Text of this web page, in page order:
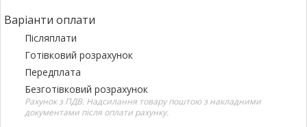
Варіанти оплати
Післяплати
Готівковий розрахунок
Передплата
Безготівковий розрахунок
Рахунок з ПДВ. Надсилання товару поштою з накладними
документами після оплати рахунку.